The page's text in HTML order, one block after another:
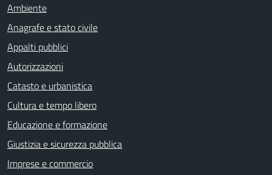
Ambiente
Anagrafe e stato civile
Appalti pubblici
Autorizzazioni
Catasto e urbanistica
Cultura e tempo libero
Educazione e formazione
Giustizia e sicurezza pubblica
Imprese e commercio